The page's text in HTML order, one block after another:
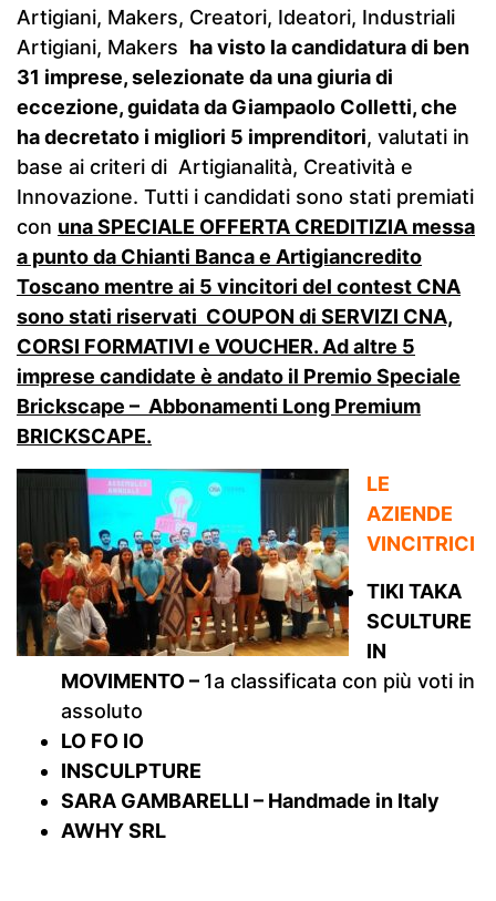
Artigiani, Makers, Creatori, Ideatori, Industriali
Artigiani, Makers ha visto la candidatura di ben
31 imprese, selezionate da una giuria di
eccezione, guidata da Giampaolo Colletti, che
ha decretato i migliori 5 imprenditori, valutati in
base ai criteri di Artigianalità, Creatività e
Innovazione. Tutti i candidati sono stati premiati
con una SPECIALE OFFERTA CREDITIZIA messa
a punto da Chianti Banca e Artigiancredito
Toscano mentre ai 5 vincitori del contest CNA
sono stati riservati COUPON di SERVIZI CNA,
CORSI FORMATIVI e VOUCHER. Ad altre 5
imprese candidate è andato il Premio Speciale
Brickscape – Abbonamenti Long Premium
BRICKSCAPE.
LE
AZIENDE
VINCITRICI
TIKI TAKA
SCULTURE
IN
MOVIMENTO – 1a classificata con più voti in
assoluto
LO FO IO
INSCULPTURE
SARA GAMBARELLI – Handmade in Italy
AWHY SRL